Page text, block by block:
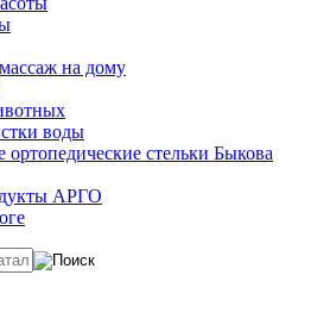
на дому
воды
стельки Быкова
АРГО